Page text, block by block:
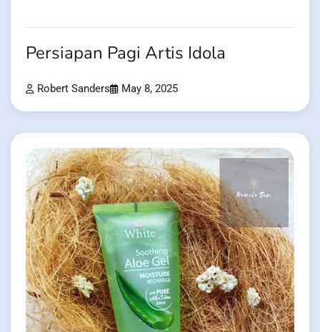
Persiapan Pagi Artis Idola
Robert Sanders May 8, 2025